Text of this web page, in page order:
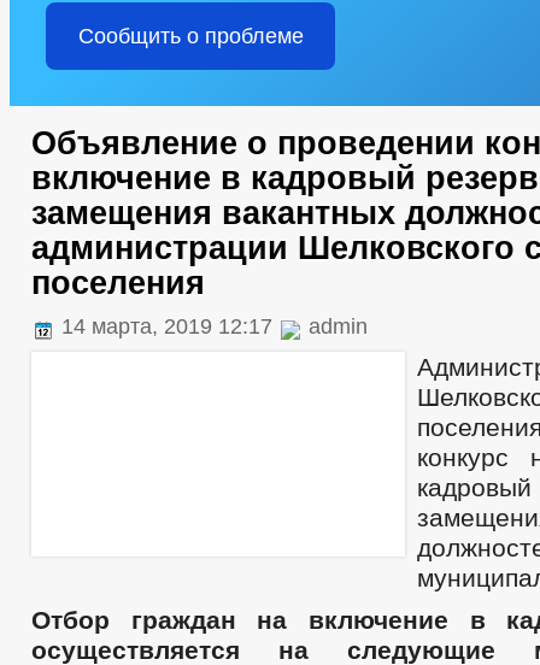
Сообщить о проблеме
Объявление о проведении
включение в кадровый
замещения вакантных
администрации Шелковского
поселения
14 марта, 2019 12:17 admin
конкурс
Отбор граждан на включение в
осуществляется на следующие